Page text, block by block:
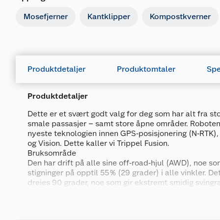
Mosefjerner Kantklipper Kompostkverner
Produktdetaljer Produktomtaler
Produktdetaljer
Dette er et svært godt valg for deg som har alt fra
smale passasjer – samt store åpne områder.
nyeste teknologien innen GPS‑posisjonering
og Vision. Dette kaller vi Trippel Fusion.
Bruksområde
Den har drift på alle sine off‑road‑hjul (AWD), noe
stigninger på opptil 55 % (29 grader) i alle vinkler.
dreies 90 grader, noe som gir ekstremt smidig